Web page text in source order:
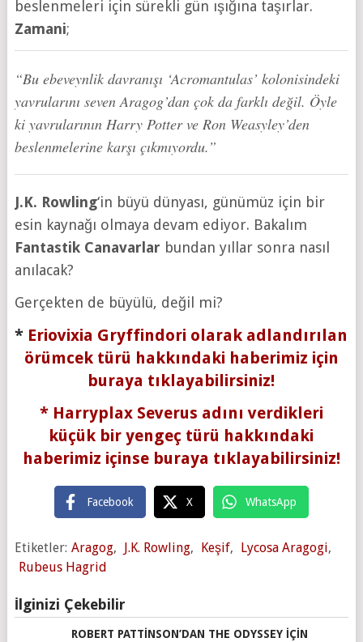
beslenmeleri için sürekli gün ışığına taşırlar.
Zamani;
“Bu ebeveynlik davranışı ‘Acromantulas’ kolonisindeki
yavrularını seven Aragog’dan çok da farklı değil. Öyle
ki yavrularının Harry Potter ve Ron Weasyley’den
beslenmelerine karşı çıkmıyordu.”
J.K. Rowling‘in büyü dünyası, günümüz için bir
esin kaynağı olmaya devam ediyor. Bakalım
Fantastik Canavarlar bundan yıllar sonra nasıl
anılacak?
Gerçekten de büyülü, değil mi?
* Eriovixia Gryffindori olarak adlandırılan
örümcek türü hakkındaki haberimiz için
buraya tıklayabilirsiniz!
* Harryplax Severus adını verdikleri
küçük bir yengeç türü hakkındaki
haberimiz içinse buraya tıklayabilirsiniz!
Facebook X WhatsApp
Etiketler: Aragog, J.K. Rowling, Keşif, Lycosa Aragogi,
Rubeus Hagrid
İlginizi Çekebilir
ROBERT PATTINSON’DAN THE ODYSSEY IÇIN